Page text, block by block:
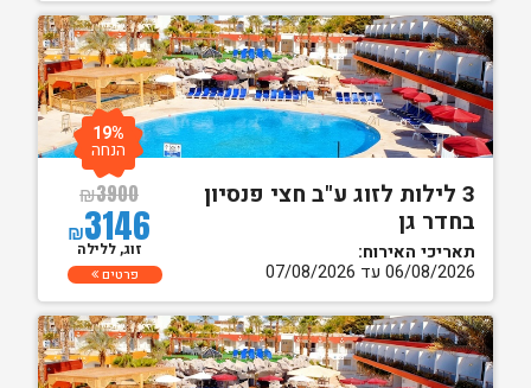
3 לילות לזוג ע"ב חצי פנסיון
בחדר גן
תאריכי האירוח:
06/08/2026 עד 07/08/2026
₪3900
₪3146
19%
הנחה
זוג, ללילה
פרטים